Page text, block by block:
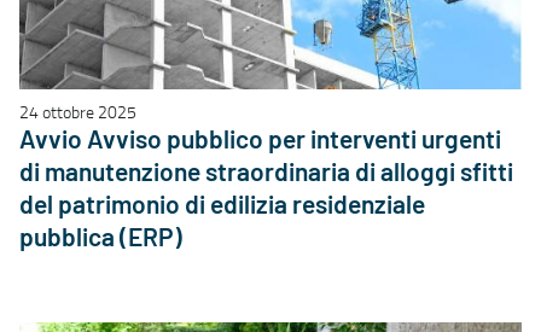
24 ottobre 2025
Avvio Avviso pubblico per interventi urgenti
di manutenzione straordinaria di alloggi sfitti
del patrimonio di edilizia residenziale
pubblica (ERP)